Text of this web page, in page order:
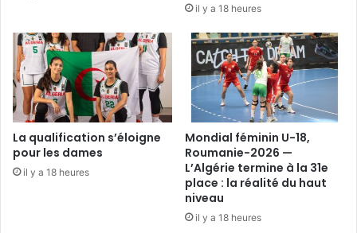
il y a 18 heures
La qualification s’éloigne
pour les dames
il y a 18 heures
Mondial féminin U-18,
Roumanie-2026 —
L’Algérie termine à la 31e
place : la réalité du haut
niveau
il y a 18 heures